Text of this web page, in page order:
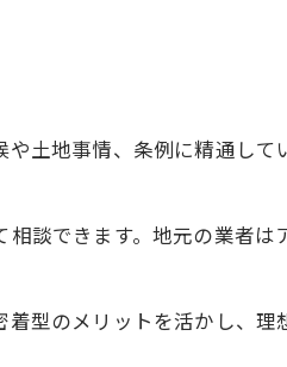
土地事情、条例に精通して
談できます。地元の業者は
型のメリットを活かし、理